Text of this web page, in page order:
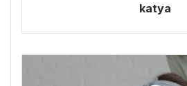
katya